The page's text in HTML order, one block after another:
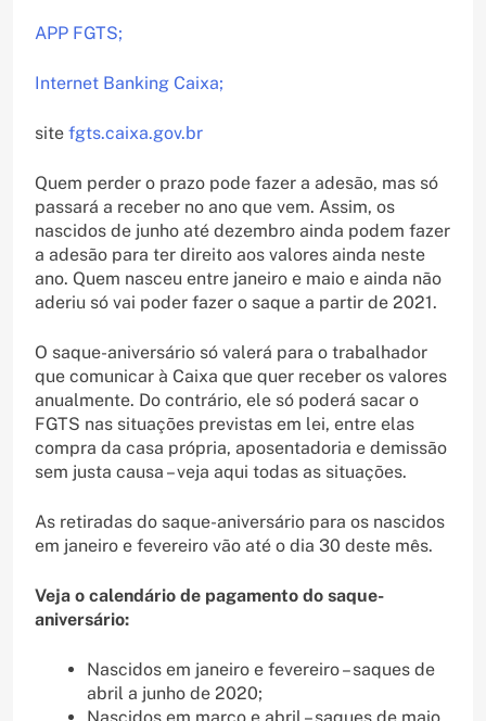
APP FGTS;
Internet Banking Caixa;
site fgts.caixa.gov.br
Quem perder o prazo pode fazer a adesão, mas só
passará a receber no ano que vem. Assim, os
nascidos de junho até dezembro ainda podem fazer
a adesão para ter direito aos valores ainda neste
ano. Quem nasceu entre janeiro e maio e ainda não
aderiu só vai poder fazer o saque a partir de 2021.
O saque-aniversário só valerá para o trabalhador
que comunicar à Caixa que quer receber os valores
anualmente. Do contrário, ele só poderá sacar o
FGTS nas situações previstas em lei, entre elas
compra da casa própria, aposentadoria e demissão
sem justa causa – veja aqui todas as situações.
As retiradas do saque-aniversário para os nascidos
em janeiro e fevereiro vão até o dia 30 deste mês.
Veja o calendário de pagamento do saque-
aniversário:
Nascidos em janeiro e fevereiro – saques de
abril a junho de 2020;